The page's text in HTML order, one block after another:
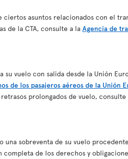
ciertos asuntos relacionados con el
de la CTA, consulte a la Agencia de
vuelo con salida desde la Unión
de los pasajeros aéreos de la Unión
prolongados de vuelo, consulte
una sobreventa de su vuelo
de los derechos y